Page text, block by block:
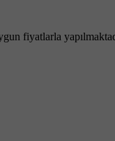
fiyatlarla